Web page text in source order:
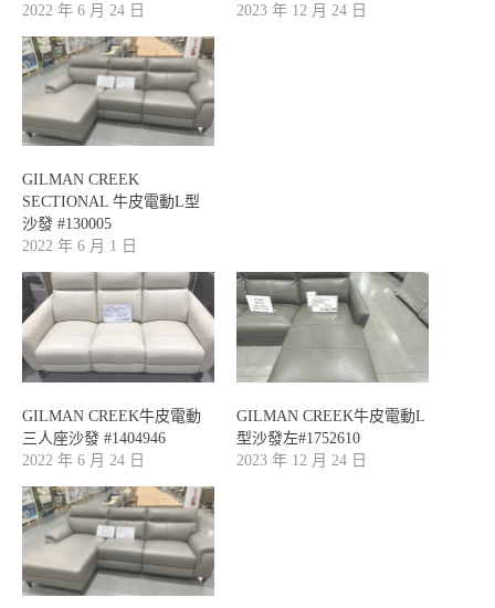
2022 年 6 月 24 日
2023 年 12 月 24 日
GILMAN CREEK
SECTIONAL 牛皮電動L型
沙發 #130005
2022 年 6 月 1 日
GILMAN CREEK牛皮電動
三人座沙發 #1404946
2022 年 6 月 24 日
GILMAN CREEK牛皮電動L
型沙發左#1752610
2023 年 12 月 24 日